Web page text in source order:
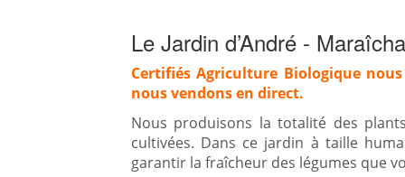
Le Jardin d’André -
Certifiés Agriculture Biologique
nous vendons en direct.
Nous produisons la totalité des
cultivées. Dans ce jardin à taille
garantir la fraîcheur des légumes que